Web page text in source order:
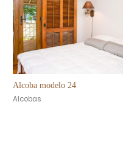
Alcoba modelo 24
Alcobas